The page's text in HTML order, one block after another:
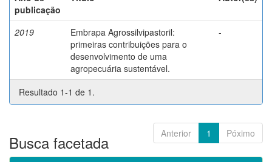
publicação
2019
Embrapa Agrossilvipastoril:
primeiras contribuições para o
desenvolvimento de uma
agropecuária sustentável.
-
Resultado 1-1 de 1.
Anterior 1 Póximo
Busca facetada